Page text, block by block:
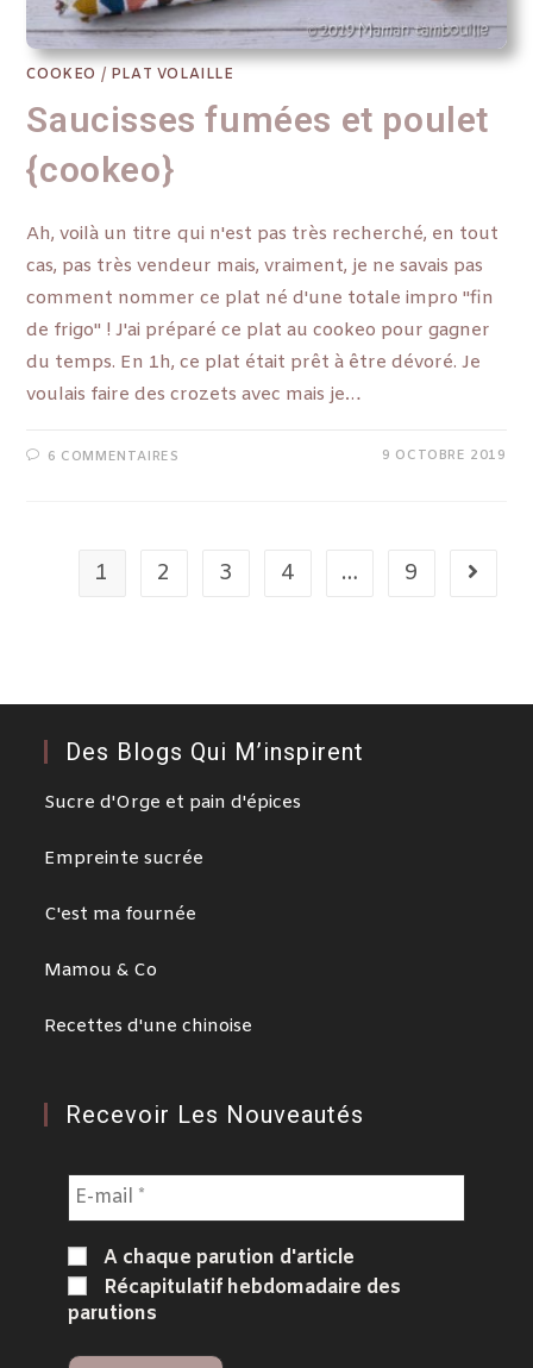
COOKEO / PLAT VOLAILLE
Saucisses fumées et poulet
{cookeo}
Ah, voilà un titre qui n'est pas très recherché, en tout
cas, pas très vendeur mais, vraiment, je ne savais pas
comment nommer ce plat né d'une totale impro "fin
de frigo" ! J'ai préparé ce plat au cookeo pour gagner
du temps. En 1h, ce plat était prêt à être dévoré. Je
voulais faire des crozets avec mais je…
6 COMMENTAIRES 9 OCTOBRE 2019
1 2 3 4 … 9
Des Blogs Qui M’inspirent
Sucre d'Orge et pain d'épices
Empreinte sucrée
C'est ma fournée
Mamou & Co
Recettes d'une chinoise
Recevoir Les Nouveautés
A chaque parution d'article
Récapitulatif hebdomadaire des
parutions